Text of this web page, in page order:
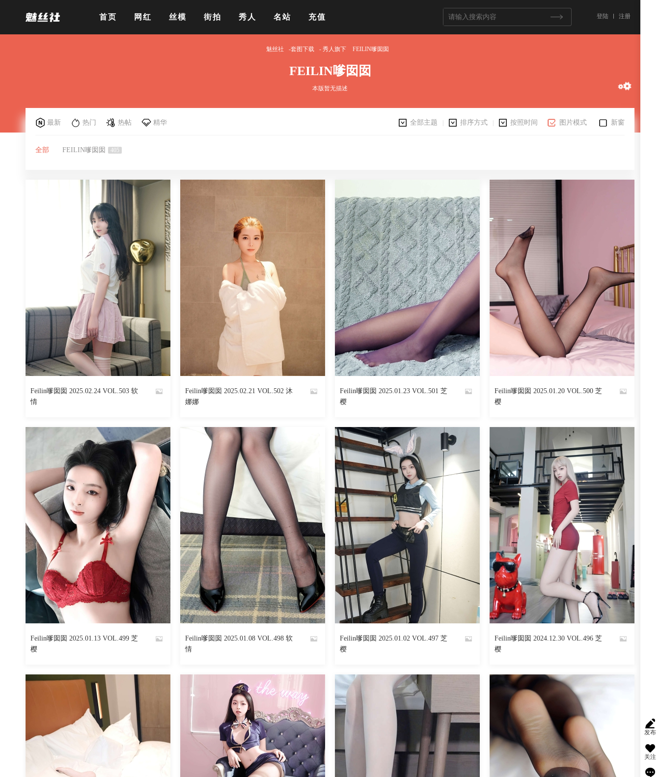
首页 网红 丝模 街拍 秀人 名站 充值 登陆 注册
发布
关注
魅丝社 -套图下载 - 秀人旗下 FEILIN嗲囡囡
FEILIN嗲囡囡
本版暂无描述
最新 热门 热帖 精华 新窗
图片模式
全部主题 排序方式 按照时间
全部 FEILIN嗲囡囡 405
By
阅读 0 回复
Feilin嗲囡囡 2025.02.24 VOL.503 软
情
By
Feilin嗲囡囡 2025.01.13 VOL.499 芝
樱
By
550 阅读 0 回复
Feilin嗲囡囡 2025.02.21 VOL.502 沐
娜娜
By
Feilin嗲囡囡 2025.01.08 VOL.498 软
情
By
阅读
Feilin嗲囡囡 2025.01.23 VOL.501 芝
樱
By
Feilin嗲囡囡 2025.01.02 VOL.497 芝
樱
By
565 阅读
Feilin嗲囡囡 2025.01.20 VOL.500 芝
樱
By
Feilin嗲囡囡 2024.12.30 VOL.496 芝
樱